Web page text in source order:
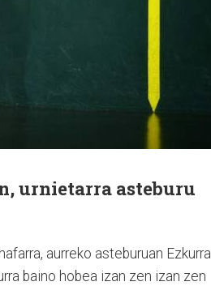
urnietarra asteburu
aurreko asteburuan Ezkurra
baino hobea izan zen izan zen